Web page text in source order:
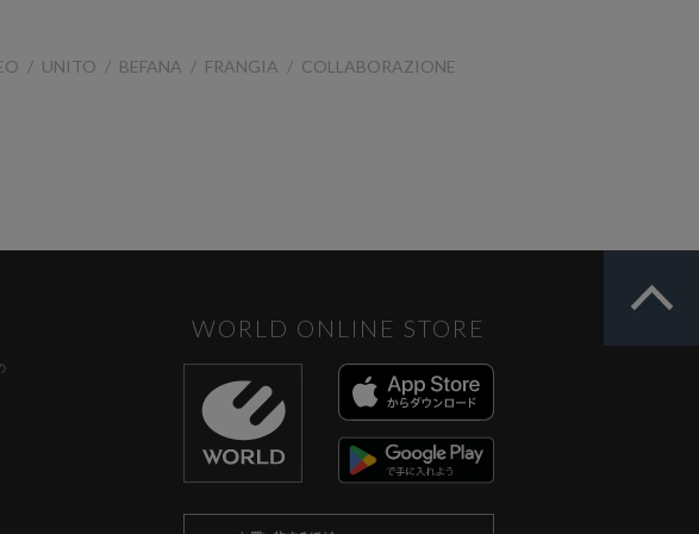
UNITO BEFANA FRANGIA COLLABORAZIONE
WORLD ONLINE STORE